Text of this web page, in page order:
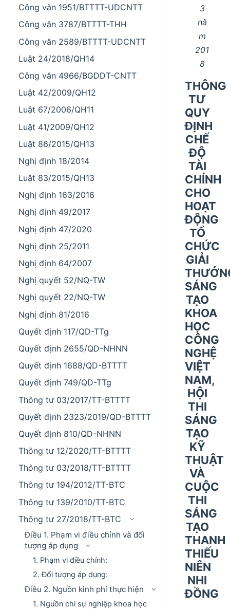
Công văn 1951/BTTTT-UDCNTT
Công văn 3787/BTTTT-THH
Công văn 2589/BTTTT-UDCNTT
Luật 24/2018/QH14
Công văn 4966/BGDDT-CNTT
Luật 42/2009/QH12
Luật 67/2006/QH11
Luật 41/2009/QH12
Luật 86/2015/QH13
Nghị định 18/2014
Luật 83/2015/QH13
Nghị định 163/2016
Nghị định 49/2017
Nghị định 47/2020
Nghị định 25/2011
Nghị định 64/2007
Nghị quyết 52/NQ-TW
Nghị quyết 22/NQ-TW
Nghị định 81/2016
Quyết định 117/QD-TTg
Quyết định 2655/QD-NHNN
Quyết định 1688/QD-BTTTT
Quyết định 749/QD-TTg
Thông tư 03/2017/TT-BTTTT
Quyết định 2323/2019/QD-BTTTT
Quyết định 810/QD-NHNN
Thông tư 12/2020/TT-BTTTT
Thông tư 03/2018/TT-BTTTT
Thông tư 194/2012/TT-BTC
Thông tư 139/2010/TT-BTC
Thông tư 27/2018/TT-BTC
Điều 1. Phạm vi điều chỉnh và đối
tượng áp dụng
1. Phạm vi điều chỉnh:
2. Đối tượng áp dụng:
Điều 2. Nguồn kinh phí thực hiện
1. Nguồn chi sự nghiệp khoa học
3
nă
m
201
8
THÔNG
TƯ
QUY
ĐỊNH
CHẾ
ĐỘ
TÀI
CHÍNH
CHO
HOẠT
ĐỘNG
TỔ
CHỨC
GIẢI
SÁNG
TẠO
KHOA
HỌC
CÔNG
NGHỆ
VIỆT
NAM,
HỘI
THI
SÁNG
TẠO
KỸ
THUẬT
VÀ
CUỘC
THI
SÁNG
TẠO
THANH
THIẾU
NIÊN
NHI
ĐỒNG